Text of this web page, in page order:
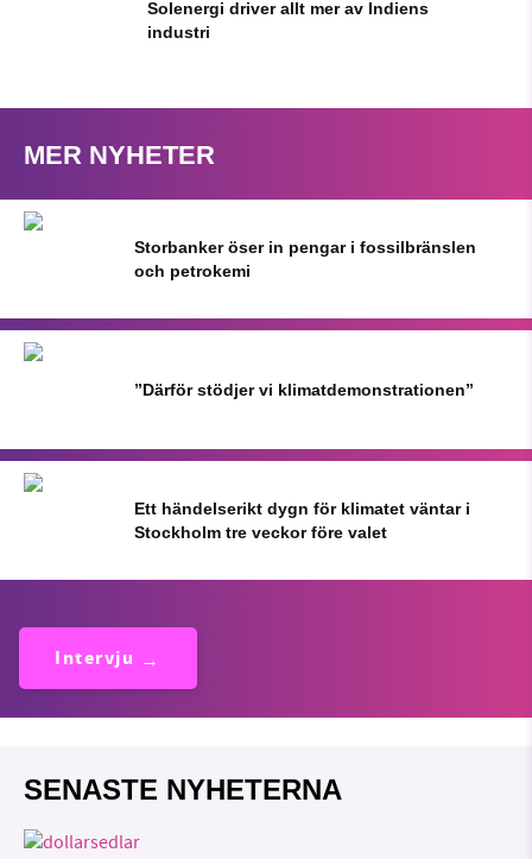
Solenergi driver allt mer av Indiens
industri
MER NYHETER
Storbanker öser in pengar i fossilbränslen
och petrokemi
”Därför stödjer vi klimatdemonstrationen”
Ett händelserikt dygn för klimatet väntar i
Stockholm tre veckor före valet
Intervju
SENASTE NYHETERNA